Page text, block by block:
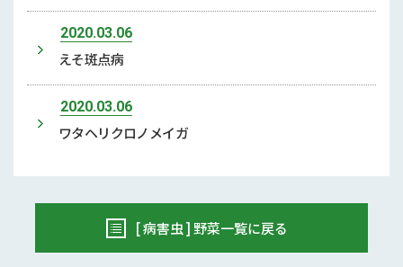
2020.03.06
えそ斑点病
2020.03.06
ワタヘリクロノメイガ
[ 病害虫 ] 野菜一覧に戻る